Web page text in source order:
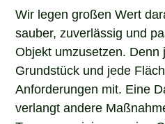
Wir legen großen Wert
sauber, zuverlässig und
Objekt umzusetzen. Denn
Grundstück und jede
Anforderungen mit. Eine
verlangt andere